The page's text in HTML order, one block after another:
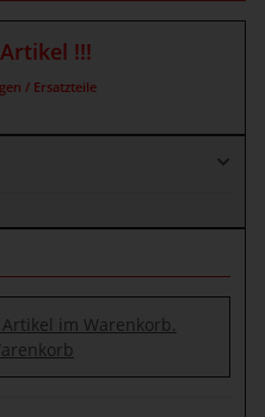
!!!
/ Ersatzteile
im Warenkorb.